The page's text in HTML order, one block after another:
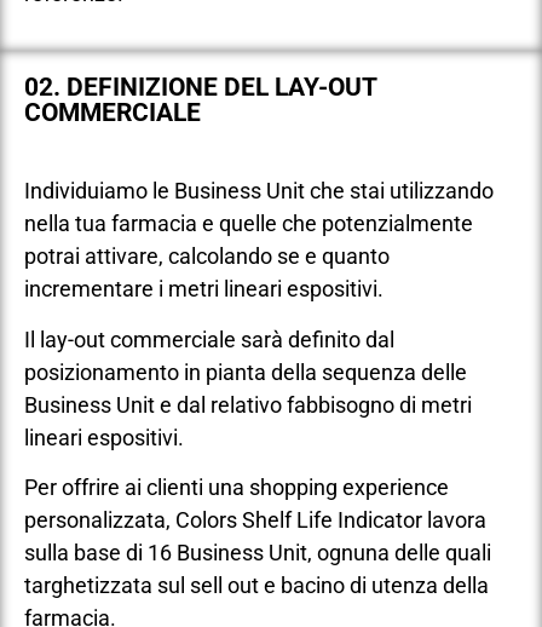
02. DEFINIZIONE DEL LAY-OUT
COMMERCIALE
Individuiamo le Business Unit che stai utilizzando
nella tua farmacia e quelle che potenzialmente
potrai attivare, calcolando se e quanto
incrementare i metri lineari espositivi.
Il lay-out commerciale sarà definito dal
posizionamento in pianta della sequenza delle
Business Unit e dal relativo fabbisogno di metri
lineari espositivi.
Per offrire ai clienti una shopping experience
personalizzata, Colors Shelf Life Indicator lavora
sulla base di 16 Business Unit, ognuna delle quali
targhetizzata sul sell out e bacino di utenza della
farmacia.